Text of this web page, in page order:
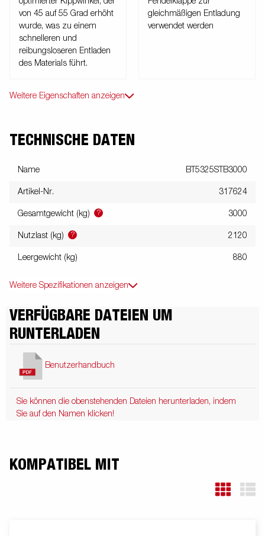
von 45 auf 55 Grad erhöht
wurde, was zu einem
schnelleren und
reibungsloseren Entladen
des Materials führt.
gleichmäßigen Entladung
verwendet werden
Weitere Eigenschaften anzeigen
TECHNISCHE DATEN
Name BT5325STB3000
Artikel-Nr. 317624
Gesamtgewicht (kg) ? 3000
Nutzlast (kg) ? 2120
Leergewicht (kg) 880
Weitere Spezifikationen anzeigen
VERFÜGBARE DATEIEN UM
RUNTERLADEN
Benutzerhandbuch
Sie können die obenstehenden Dateien herunterladen, indem
Sie auf den Namen klicken!
KOMPATIBEL MIT